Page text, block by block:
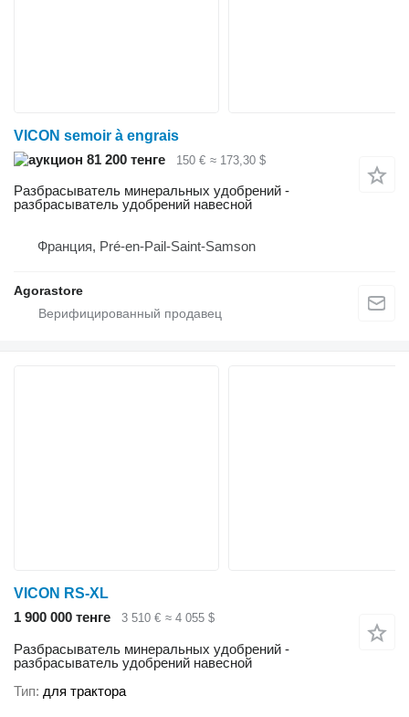
VICON semoir à engrais
81 200 тенге
150 € ≈ 173,30 $
Разбрасыватель минеральных удобрений -
разбрасыватель удобрений навесной
Франция, Pré-en-Pail-Saint-Samson
Agorastore
VICON RS-XL
1 900 000 тенге
3 510 € ≈ 4 055 $
Разбрасыватель минеральных удобрений -
разбрасыватель удобрений навесной
Тип для трактора